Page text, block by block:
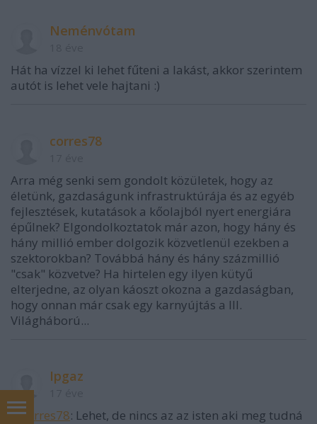
Neménvótam
Hát ha vízzel ki lehet fűteni a lakást, akkor szerintem
autót is lehet vele hajtani :)
corres78
Arra még senki sem gondolt közületek, hogy az
életünk, gazdaságunk infrastruktúrája és az egyéb
fejlesztések, kutatások a kőolajból nyert energiára
épűlnek? Elgondolkoztatok már azon, hogy hány és
hány millió ember dolgozik közvetlenül ezekben a
szektorokban? Továbbá hány és hány százmillió
"csak" közvetve? Ha hirtelen egy ilyen kütyű
elterjedne, az olyan káoszt okozna a gazdaságban,
hogy onnan már csak egy karnyújtás a III.
Világháború...
Ipgaz
@corres78: Lehet, de nincs az az isten aki meg tudná